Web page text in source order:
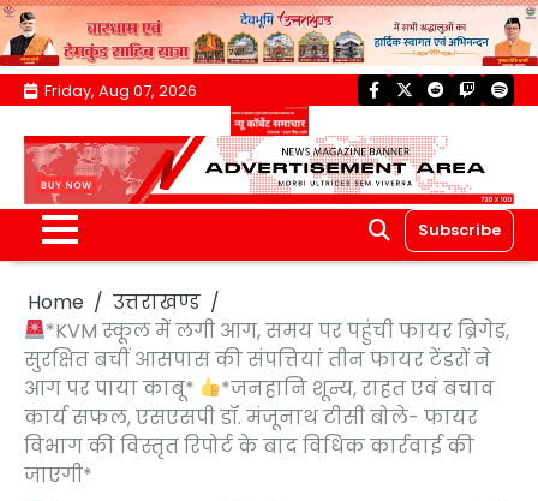
Skip
content
Friday, Aug 07, 2026 facebook
twitterreddittwitch
Subscribe
Home
उत्तराखण्ड
*KVM स्कूल में लगी आग, समय पर पहुंची फायर ब्रिगेड,
सुरक्षित बचीं आसपास की संपत्तियां तीन फायर टेंडरों ने
आग पर पाया काबू*
*जनहानि शून्य, राहत एवं बचाव
कार्य सफल, एसएसपी डॉ. मंजूनाथ टीसी बोले- फायर
विभाग की विस्तृत रिपोर्ट के बाद विधिक कार्रवाई की
जाएगी*